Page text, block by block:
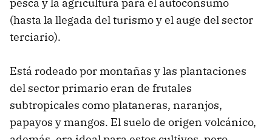
pesca y la agricultura para el autoconsumo
(hasta la llegada del turismo y el auge del sector
terciario).
Está rodeado por montañas y las plantaciones
del sector primario eran de frutales
subtropicales como plataneras, naranjos,
papayos y mangos. El suelo de origen volcánico,